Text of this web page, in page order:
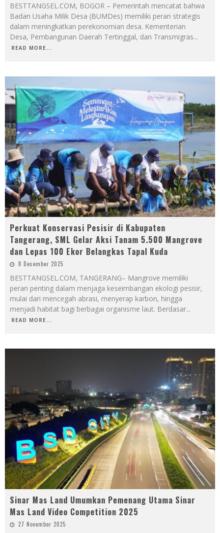
BESTTANGSEL.COM, BOGOR – Pemerintah mencatat bahwa
Badan Usaha Milik Desa (BUMDes) memiliki peran strategis
dalam meningkatkan perekonomian desa. Kementerian
Desa, Pembangunan Daerah Tertinggal, dan Transmigras...
READ MORE...
Perkuat Konservasi Pesisir di Kabupaten
Tangerang, SML Gelar Aksi Tanam 5.500 Mangrove
dan Lepas 100 Ekor Belangkas Tapal Kuda
8 Desember 2025
BESTTANGSEL.COM, TANGERANG– Mangrove memiliki
peran penting dalam menjaga keseimbangan ekologi pesisir,
mulai dari mencegah abrasi, menyerap karbon, hingga
menjadi habitat bagi berbagai organisme laut. Berdasar...
READ MORE...
Sinar Mas Land Umumkan Pemenang Utama Sinar
Mas Land Video Competition 2025
27 November 2025